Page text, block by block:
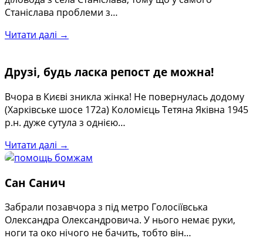
Станіслава проблеми з…
Читати далі →
Друзі, будь ласка репост де можна!
Вчора в Києві зникла жінка! Не повернулась додому
(Харківське шосе 172а) Коломієць Тетяна Яківна 1945
р.н. дуже сутула з однією…
Читати далі →
Сан Санич
Забрали позавчора з під метро Голосіївська
Олександра Олександровича. У нього немає руки,
ноги та око нічого не бачить, тобто він…